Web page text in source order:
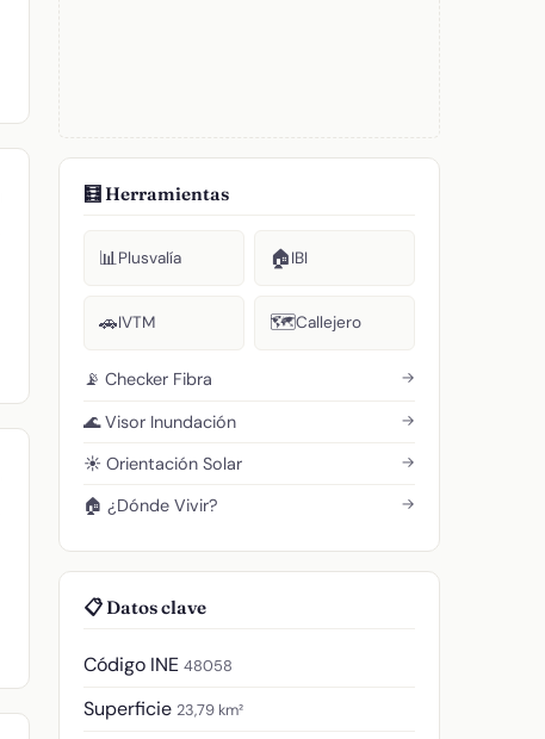
🧮 Herramientas
📊Plusvalía 🏠IBI
🚗IVTM 🗺️Callejero
📡 Checker Fibra →
🌊 Visor Inundación →
☀️ Orientación Solar →
🏠 ¿Dónde Vivir? →
📋 Datos clave
Código INE 48058
Superficie 23,79 km²